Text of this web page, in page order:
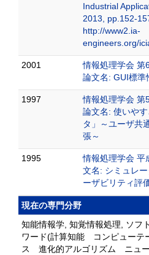
Industrial
2013, pp.152-
http://www2.ia-
engineers.org/
2001
情報処理学会 第
論文名: GUI標準
1997
情報処理学会 第
論文名: 使いや
タ」～ユーザ共
張～
1995
情報処理学会 平
文名: シミュレ
ーザビリティ評
現在の専門分野
知能情報学, 知覚情報処理, ソフ
ワード(計算知能 コンピューテ
ス 進化的アルゴリズム ニュ